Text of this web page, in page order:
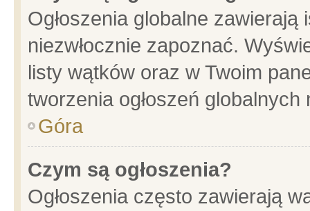
Ogłoszenia globalne
niezwłocznie zapoznać.
listy wątków oraz w Twoim
tworzenia ogłoszeń
Góra
Czym są ogłoszenia?
Ogłoszenia często zawierają